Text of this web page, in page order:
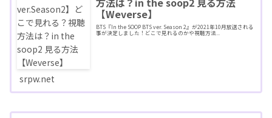
【Weverse】
BTS『In the SOOP BTS ver. Season 2』が2021年10月放送される
事が決定しました！どこで見れるのかや視聴方法...
srpw.net